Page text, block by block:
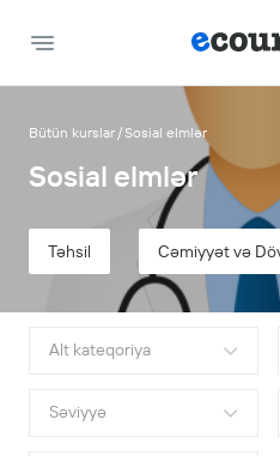
Bütün kurslar Sosial elmlər
Sosial elmlər
Təhsil Cəmiyyət və
Alt kateqoriya
Səviyyə